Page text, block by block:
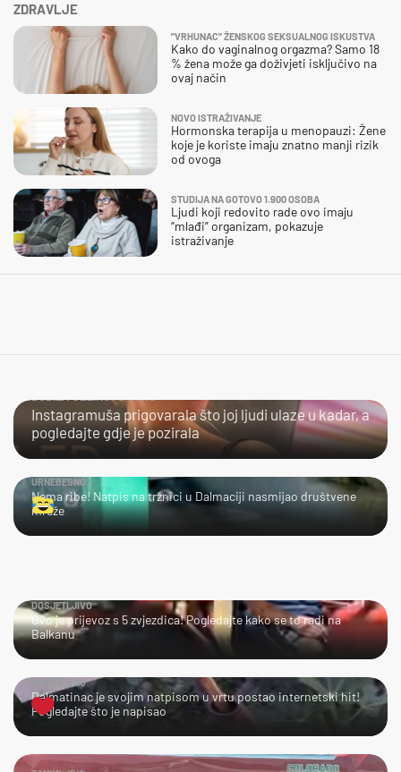
ZDRAVLJE
"VRHUNAC" ŽENSKOG SEKSUALNOG ISKUSTVA
Kako do vaginalnog orgazma? Samo 18
% žena može ga doživjeti isključivo na
ovaj način
NOVO ISTRAŽIVANJE
Hormonska terapija u menopauzi: Žene
koje je koriste imaju znatno manji rizik
od ovoga
STUDIJA NA GOTOVO 1.900 OSOBA
Ljudi koji redovito rade ovo imaju
“mlađi” organizam, pokazuje
istraživanje
DOBILA JEZIKOVU JUHU
Instagramuša prigovarala što joj ljudi ulaze u kadar, a
pogledajte gdje je pozirala
URNEBESNO
Nema ribe! Natpis na tržnici u Dalmaciji nasmijao društvene
mreže
DOSJETLJIVO
Ovo je prijevoz s 5 zvjezdica! Pogledajte kako se to radi na
Balkanu
URNEBESNO
Dalmatinac je svojim natpisom u vrtu postao internetski hit!
Pogledajte što je napisao